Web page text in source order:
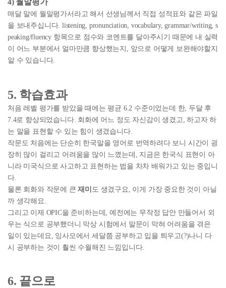
4) 월말평가
매달 말에 월말평가서라고 해서 선생님께서 직접 성적표와 같은 파일
을 보내주십니다. listening, pronunciation, vocabulary, grammar/writing, s
peaking/fluency 항목으로 점수와 코멘트를 달아주시기 때문에 내 실력
이 어느 부분에서 얼마만큼 향상했는지, 앞으로 어떻게 보완해야할지
알 수 있습니다.
5. 학습효과
처음 레벨 평가를 받았을 때에는 평균 6.2 수준이었는데 한, 두달 후
7.4로 향상되었습니다. 회화에 어느 정도 자신감이 생겼고, 하고자 하
는 말을 표현할 수 있는 힘이 생겼습니다.
작문도 처음에는 단순히 한국말을 영어로 번역하려다 보니 시간이 굉
장히 많이 걸리고 어려움을 많이 느꼈는데, 지금은 한국식 표현이 아
니라 미국식으로 사고하고 표현하는 법을 차차 배워가고 있는 중입니
다.
물론 회화와 작문에 큰재미 도 생겼구요, 이게 가장 중요한 것이 아닐
까 생각해요.
그리고 이제 OPIC을 준비하는데, 예전에는 무작정 답안 만들어서 외
우는 식으로 공부했더니 막상 시험에서 말문이 막혀 어려움을 겪은
일이 있는데요, 잉사모에서 세달쯤 공부하고 입을 틔우고(?)나니 다
시 공부하는 것이 훨씬 수월해진 느낌입니다.
6. 끝으로